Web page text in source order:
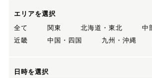
エリアを選択
全て
関東 北海道・東北
中
近畿
中国・四国 九州・沖縄
日時を選択